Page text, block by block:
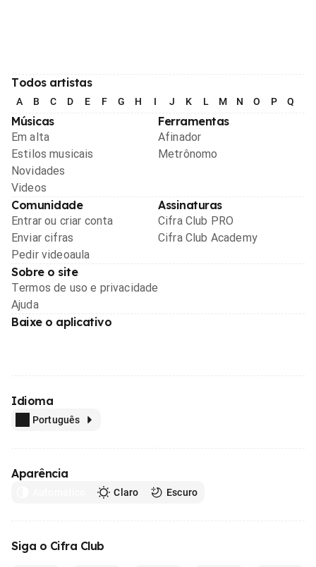
Todos artistas
A B C D E F G H I J K L M N O P Q
Músicas
Em alta
Estilos musicais
Novidades
Videos
Ferramentas
Afinador
Metrônomo
Comunidade
Entrar ou criar conta
Enviar cifras
Pedir videoaula
Assinaturas
Cifra Club PRO
Cifra Club Academy
Sobre o site
Termos de uso e privacidade
Ajuda
Baixe o aplicativo
Idioma
Português
Aparência
Claro Escuro
Siga o Cifra Club